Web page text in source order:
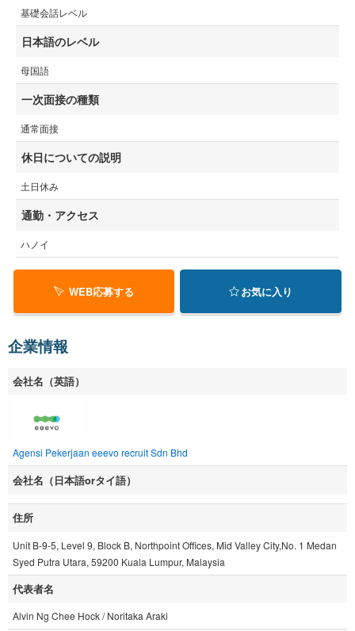
基礎会話レベル
日本語のレベル
母国語
一次面接の種類
通常面接
休日についての説明
土日休み
通勤・アクセス
ハノイ
WEB応募する お気に入り
企業情報
会社名（英語）
Agensi Pekerjaan eeevo recruit Sdn Bhd
会社名（日本語orタイ語）
住所
Unit B-9-5, Level 9, Block B, Northpoint Offices, Mid Valley City,No. 1 Medan
Syed Putra Utara, 59200 Kuala Lumpur, Malaysia
代表者名
Alvin Ng Chee Hock / Noritaka Araki